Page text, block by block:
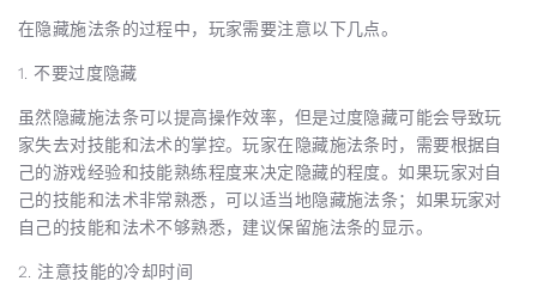
在隐藏施法条的过程中，玩家需要注意以下几点。
1. 不要过度隐藏
虽然隐藏施法条可以提高操作效率，但是过度隐藏可能会导致玩
家失去对技能和法术的掌控。玩家在隐藏施法条时，需要根据自
己的游戏经验和技能熟练程度来决定隐藏的程度。如果玩家对自
己的技能和法术非常熟悉，可以适当地隐藏施法条；如果玩家对
自己的技能和法术不够熟悉，建议保留施法条的显示。
2. 注意技能的冷却时间